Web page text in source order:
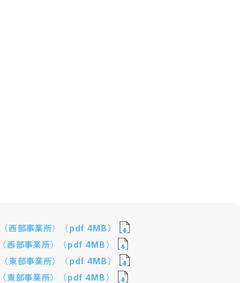
西部事業所）（pdf 4MB）
西部事業所）（pdf 4MB）
東部事業所）（pdf 4MB）
東部事業所）（pdf 4MB）